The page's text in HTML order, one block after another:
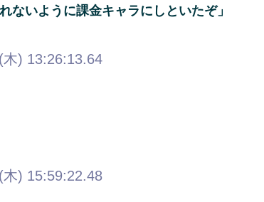
ないように課金キャラにしといたぞ」
) 13:26:13.64
) 15:59:22.48